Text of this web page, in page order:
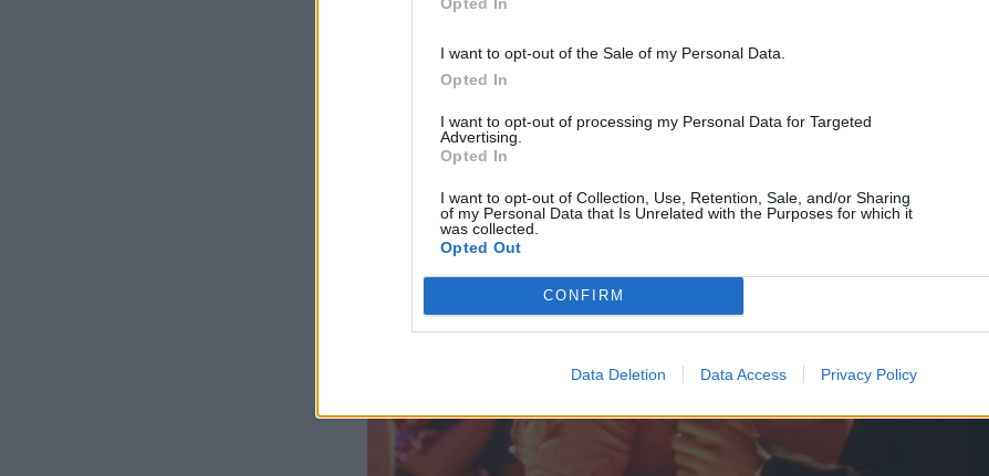
I want to opt-out of the Sale of my Personal Data.
Opted In
I want to opt-out of processing my Personal Data for Targeted
Advertising.
Opted In
I want to opt-out of Collection, Use, Retention, Sale, and/or Sharing
of my Personal Data that Is Unrelated with the Purposes for which it
was collected.
Opted Out
CONFIRM
Data Deletion Data Access Privacy Policy